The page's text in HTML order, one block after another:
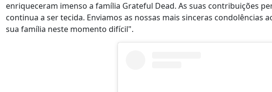
enriqueceram imenso a família Grateful Dead. As suas contribuições
continua a ser tecida. Enviamos as nossas mais sinceras condolências
sua família neste momento difícil".